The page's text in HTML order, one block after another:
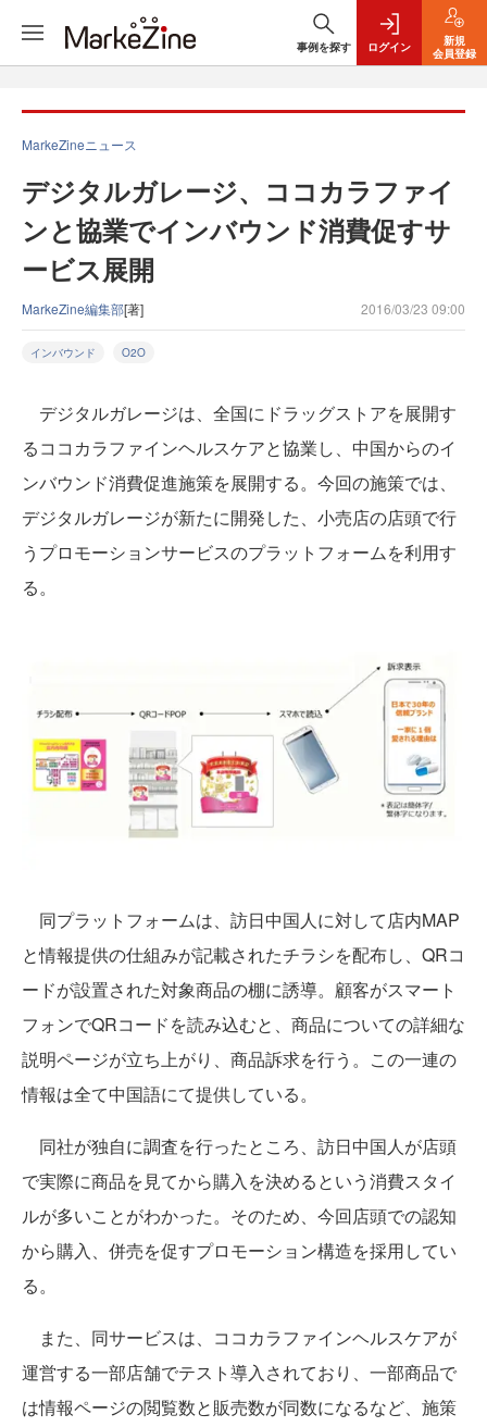
事例を探す ログイン
新規
会員登録
MarkeZineニュース
デジタルガレージ、ココカラファイ
ンと協業でインバウンド消費促すサ
ービス展開
MarkeZine編集部[著] 2016/03/23 09:00
インバウンド O2O
デジタルガレージは、全国にドラッグストアを展開す
るココカラファインヘルスケアと協業し、中国からのイ
ンバウンド消費促進施策を展開する。今回の施策では、
デジタルガレージが新たに開発した、小売店の店頭で行
うプロモーションサービスのプラットフォームを利用す
る。
同プラットフォームは、訪日中国人に対して店内MAP
と情報提供の仕組みが記載されたチラシを配布し、QRコ
ードが設置された対象商品の棚に誘導。顧客がスマート
フォンでQRコードを読み込むと、商品についての詳細な
説明ページが立ち上がり、商品訴求を行う。この一連の
情報は全て中国語にて提供している。
同社が独自に調査を行ったところ、訪日中国人が店頭
で実際に商品を見てから購入を決めるという消費スタイ
ルが多いことがわかった。そのため、今回店頭での認知
から購入、併売を促すプロモーション構造を採用してい
る。
また、同サービスは、ココカラファインヘルスケアが
運営する一部店舗でテスト導入されており、一部商品で
は情報ページの閲覧数と販売数が同数になるなど、施策